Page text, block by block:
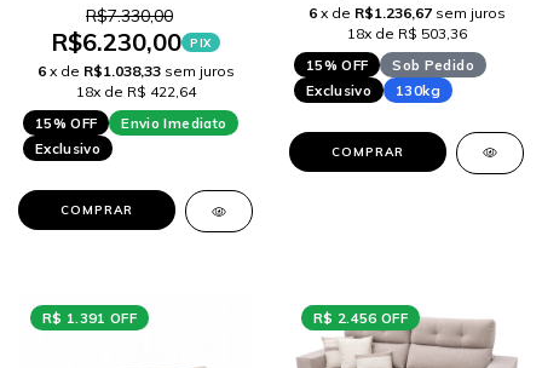
R$7.330,00
R$6.230,00 PIX
6 x de R$1.038,33 sem juros
18x de R$ 422,64
15% OFF
Envio Imediato
Exclusivo
COMPRAR
6 x de R$1.236,67 sem juros
18x de R$ 503,36
15% OFF
Sob Pedido
Exclusivo
130kg
COMPRAR
R$ 1.391 OFF R$ 2.456 OFF